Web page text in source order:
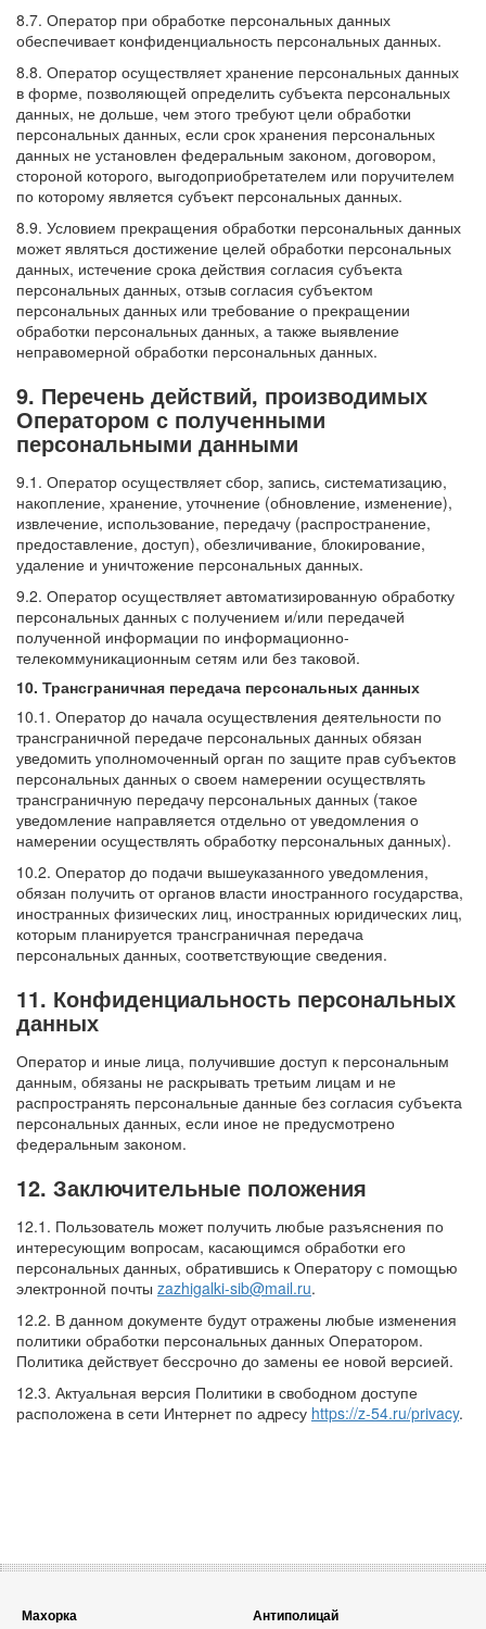
8.7. Оператор при обработке персональных данных
обеспечивает конфиденциальность персональных данных.
8.8. Оператор осуществляет хранение персональных данных
в форме, позволяющей определить субъекта персональных
данных, не дольше, чем этого требуют цели обработки
персональных данных, если срок хранения персональных
данных не установлен федеральным законом, договором,
стороной которого, выгодоприобретателем или поручителем
по которому является субъект персональных данных.
8.9. Условием прекращения обработки персональных данных
может являться достижение целей обработки персональных
данных, истечение срока действия согласия субъекта
персональных данных, отзыв согласия субъектом
персональных данных или требование о прекращении
обработки персональных данных, а также выявление
неправомерной обработки персональных данных.
9. Перечень действий, производимых
Оператором с полученными
персональными данными
9.1. Оператор осуществляет сбор, запись, систематизацию,
накопление, хранение, уточнение (обновление, изменение),
извлечение, использование, передачу (распространение,
предоставление, доступ), обезличивание, блокирование,
удаление и уничтожение персональных данных.
9.2. Оператор осуществляет автоматизированную обработку
персональных данных с получением и/или передачей
полученной информации по информационно-
телекоммуникационным сетям или без таковой.
10. Трансграничная передача персональных данных
10.1. Оператор до начала осуществления деятельности по
трансграничной передаче персональных данных обязан
уведомить уполномоченный орган по защите прав субъектов
персональных данных о своем намерении осуществлять
трансграничную передачу персональных данных (такое
уведомление направляется отдельно от уведомления о
намерении осуществлять обработку персональных данных).
10.2. Оператор до подачи вышеуказанного уведомления,
обязан получить от органов власти иностранного государства,
иностранных физических лиц, иностранных юридических лиц,
которым планируется трансграничная передача
персональных данных, соответствующие сведения.
11. Конфиденциальность персональных
данных
Оператор и иные лица, получившие доступ к персональным
данным, обязаны не раскрывать третьим лицам и не
распространять персональные данные без согласия субъекта
персональных данных, если иное не предусмотрено
федеральным законом.
12. Заключительные положения
12.1. Пользователь может получить любые разъяснения по
интересующим вопросам, касающимся обработки его
персональных данных, обратившись к Оператору с помощью
электронной почты zazhigalki-sib@mail.ru.
12.2. В данном документе будут отражены любые изменения
политики обработки персональных данных Оператором.
Политика действует бессрочно до замены ее новой версией.
12.3. Актуальная версия Политики в свободном доступе
расположена в сети Интернет по адресу https://z-54.ru/privacy.
Махорка Антиполицай